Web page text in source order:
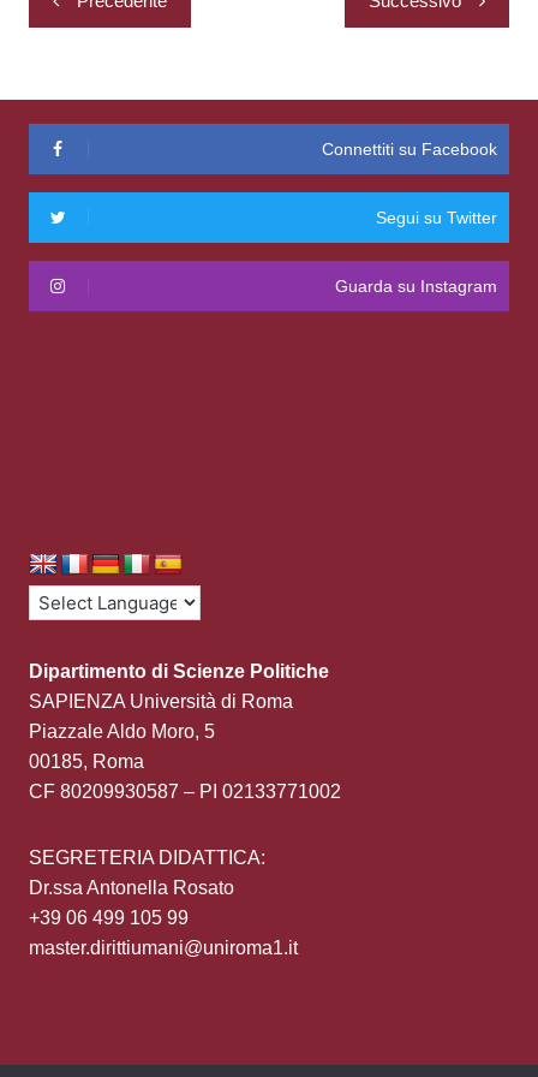
articoli
Connettiti su Facebook
Segui su Twitter
Guarda su Instagram
Dipartimento di Scienze Politiche
SAPIENZA Università di Roma
Piazzale Aldo Moro, 5
00185, Roma
CF 80209930587 – PI 02133771002
SEGRETERIA DIDATTICA:
Dr.ssa Antonella Rosato
+39 06 499 105 99
master.dirittiumani@uniroma1.it